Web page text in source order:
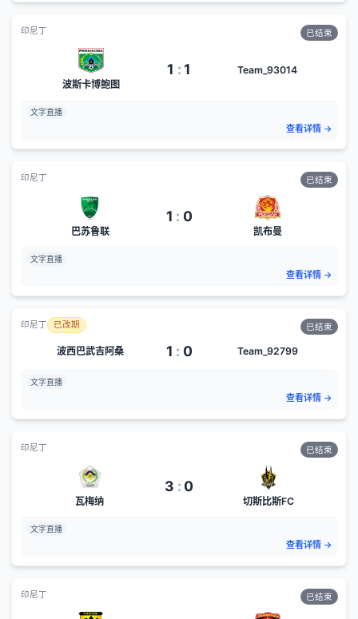
印尼丁 已结束
波斯卡博鲍图
1 :1 Team_93014
文字直播
查看详情→
印尼丁 已结束
巴苏鲁联
1 : 0
凯布曼
文字直播
查看详情→
印尼丁 已改期 已结束
波西巴武吉阿桑 1 : 0 Team_92799
文字直播
查看详情→
印尼丁 已结束
瓦梅纳
3 : 0
切斯比斯FC
文字直播
查看详情→
印尼丁 已结束